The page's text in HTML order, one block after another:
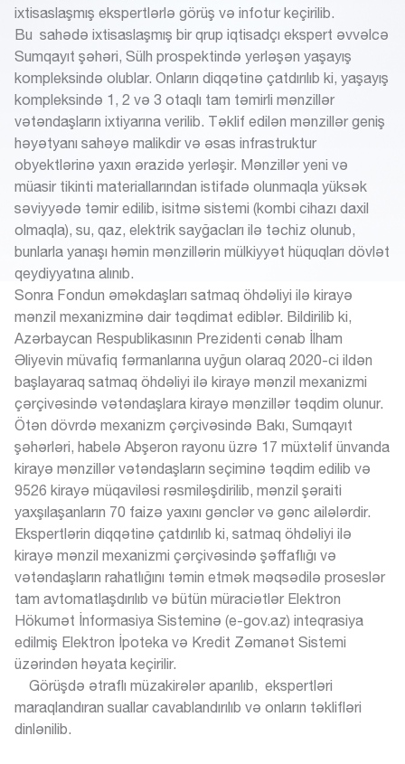
ixtisaslaşmış ekspertlərlə görüş və infotur keçirilib.
Bu sahədə ixtisaslaşmış bir qrup iqtisadçı ekspert əvvəlcə
Sumqayıt şəhəri, Sülh prospektində yerləşən yaşayış
kompleksində olublar. Onların diqqətinə çatdırılıb ki, yaşayış
kompleksində 1, 2 və 3 otaqlı tam təmirli mənzillər
vətəndaşların ixtiyarına verilib. Təklif edilən mənzillər geniş
həyətyanı sahəyə malikdir və əsas infrastruktur
obyektlərinə yaxın ərazidə yerləşir. Mənzillər yeni və
müasir tikinti materiallarından istifadə olunmaqla yüksək
səviyyədə təmir edilib, isitmə sistemi (kombi cihazı daxil
olmaqla), su, qaz, elektrik sayğacları ilə təchiz olunub,
bunlarla yanaşı həmin mənzillərin mülkiyyət hüquqları dövlət
qeydiyyatına alınıb.
Sonra Fondun əməkdaşları satmaq öhdəliyi ilə kirayə
mənzil mexanizminə dair təqdimat ediblər. Bildirilib ki,
Azərbaycan Respublikasının Prezidenti cənab İlham
Əliyevin müvafiq fərmanlarına uyğun olaraq 2020-ci ildən
başlayaraq satmaq öhdəliyi ilə kirayə mənzil mexanizmi
çərçivəsində vətəndaşlara kirayə mənzillər təqdim olunur.
Ötən dövrdə mexanizm çərçivəsində Bakı, Sumqayıt
şəhərləri, habelə Abşeron rayonu üzrə 17 müxtəlif ünvanda
kirayə mənzillər vətəndaşların seçiminə təqdim edilib və
9526 kirayə müqaviləsi rəsmiləşdirilib, mənzil şəraiti
yaxşılaşanların 70 faizə yaxını gənclər və gənc ailələrdir.
Ekspertlərin diqqətinə çatdırılıb ki, satmaq öhdəliyi ilə
kirayə mənzil mexanizmi çərçivəsində şəffaflığı və
vətəndaşların rahatlığını təmin etmək məqsədilə proseslər
tam avtomatlaşdırılıb və bütün müraciətlər Elektron
Hökumət İnformasiya Sisteminə (e-gov.az) inteqrasiya
edilmiş Elektron İpoteka və Kredit Zəmanət Sistemi
üzərindən həyata keçirilir.
Görüşdə ətraflı müzakirələr aparılıb, ekspertləri
maraqlandıran suallar cavablandırılıb və onların təklifləri
dinlənilib.